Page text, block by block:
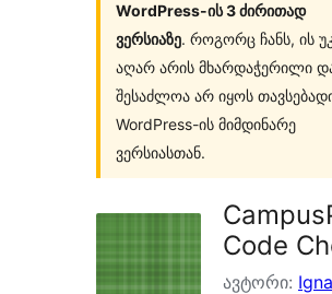
WordPress-ის 3 ძირითად
ვერსიაზე. როგორც ჩანს, ის
აღარ არის მხარდაჭერილი
შესაძლოა არ იყოს
WordPress-ის მიმდინარე
ვერსიასთან.
Code
ავტორი: